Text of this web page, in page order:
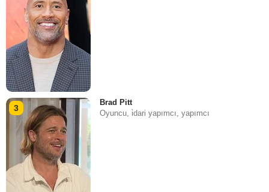
3
Brad Pitt
Oyuncu, i̇dari yapımcı, yapımcı